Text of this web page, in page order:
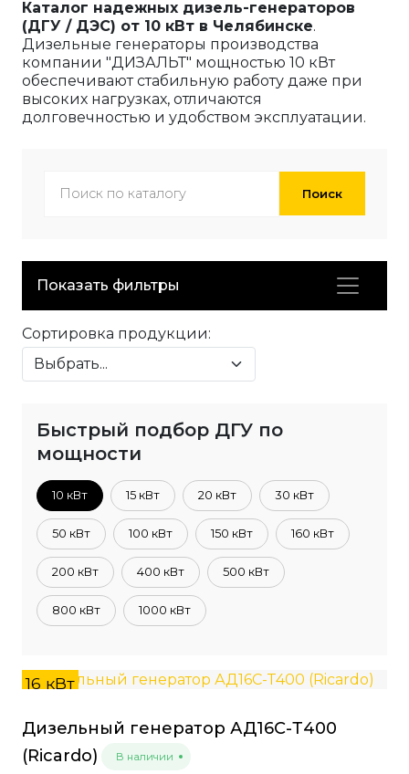
Каталог надежных дизель-генераторов
(ДГУ / ДЭС) от 10 кВт в Челябинске.
Дизельные генераторы производства
компании "ДИЗАЛЬТ" мощностью 10 кВт
обеспечивают стабильную работу даже при
высоких нагрузках, отличаются
долговечностью и удобством эксплуатации.
Поиск
Показать фильтры
Сортировка продукции:
Быстрый подбор ДГУ по
мощности
10 кВт 15 кВт 20 кВт 30 кВт
50 кВт 100 кВт 150 кВт 160 кВт
200 кВт 400 кВт 500 кВт
800 кВт 1000 кВт
16 кВт
Дизельный генератор АД16С-Т400
(Ricardo)
В наличии